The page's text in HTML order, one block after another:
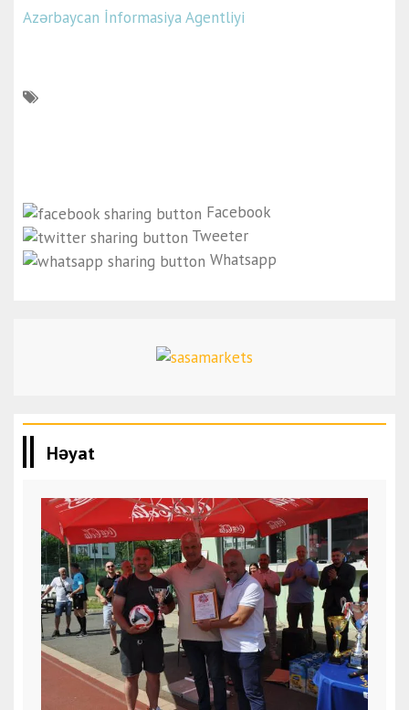
Azərbaycan İnformasiya Agentliyi
Facebook
Tweeter
Whatsapp
Həyat